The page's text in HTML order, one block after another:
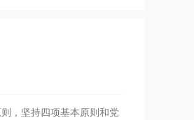
，坚持四项基本原则和党